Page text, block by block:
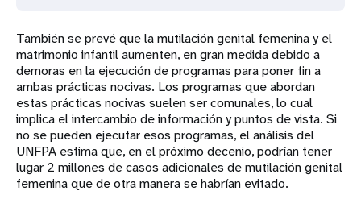
También se prevé que la mutilación genital femenina y el
matrimonio infantil aumenten, en gran medida debido a
demoras en la ejecución de programas para poner fin a
ambas prácticas nocivas. Los programas que abordan
estas prácticas nocivas suelen ser comunales, lo cual
implica el intercambio de información y puntos de vista. Si
no se pueden ejecutar esos programas, el análisis del
UNFPA estima que, en el próximo decenio, podrían tener
lugar 2 millones de casos adicionales de mutilación genital
femenina que de otra manera se habrían evitado.